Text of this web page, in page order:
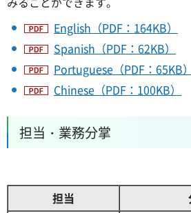
English（PDF：164KB）
Spanish（PDF：62KB）
Portuguese（PDF：65KB）
Chinese（PDF：100KB）
担当・業務分掌
担当